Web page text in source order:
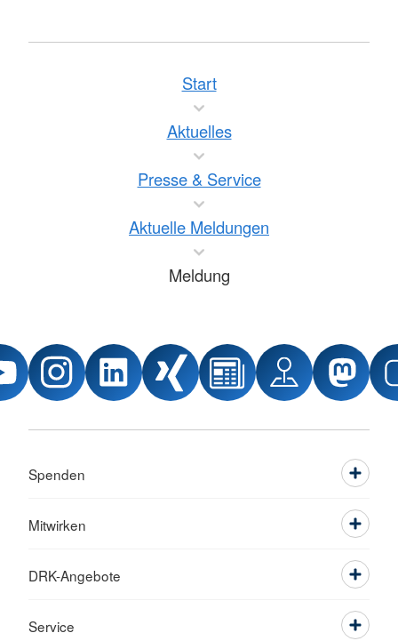
Start
Aktuelles
Presse & Service
Aktuelle Meldungen
Meldung
Spenden
Mitwirken
DRK-Angebote
Service